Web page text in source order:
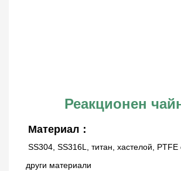
Реакционен
Материал：
SS304, SS316L, титан, хастелой,
други материали